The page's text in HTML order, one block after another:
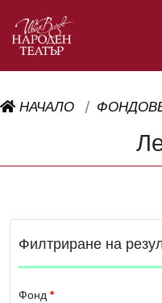
НАЧАЛО
Филтриране на
Фонд